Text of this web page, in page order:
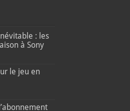
: les
à Sony
le jeu en